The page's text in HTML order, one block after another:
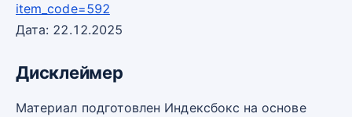
item_code=592
Дата: 22.12.2025
Дисклеймер
Материал подготовлен Индексбокс на основе